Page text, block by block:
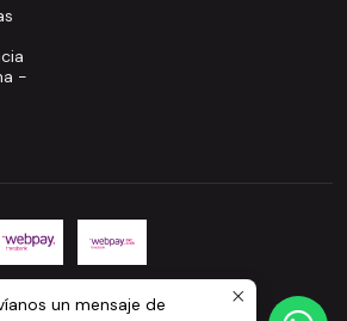
-
un mensaje de